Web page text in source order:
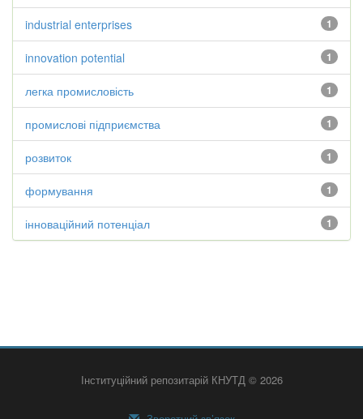
1
industrial enterprises
1
innovation potential
1
легка промисловість
1
промислові підприємства
1
розвиток
1
формування
1
інноваційний потенціал
Інституційний репозитарій КНУТД © 2026